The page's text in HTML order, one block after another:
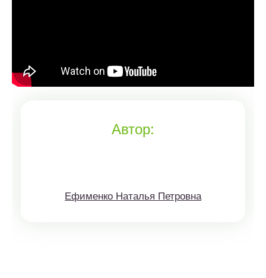
Автор:
Ефименко Наталья Петровна